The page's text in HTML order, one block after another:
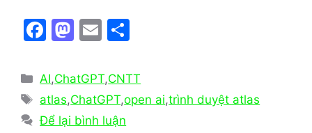
F
c
e
b
M
st
o
d
E
ai
l
ar
e
Danh
mục
AI,ChatGPT,CNTT
Thẻ
atlas,ChatGPT,open ai,trình duyệt atlas
Để lại bình luận